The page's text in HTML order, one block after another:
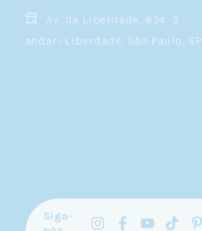
Av. da Liberdade, 834, 3
andar- Liberdade, São Paulo, SP
Siga-